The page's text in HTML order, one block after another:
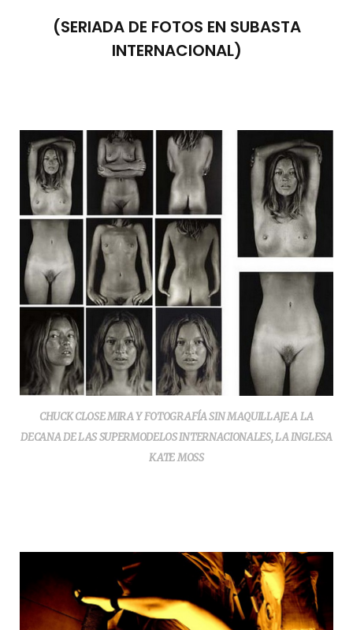
(SERIADA DE FOTOS EN SUBASTA
INTERNACIONAL)
CHUCK CLOSE MIRA Y FOTOGRAFÍA SIN MAQUILLAJE A LA
DECANA DE LAS SUPERMODELOS INTERNACIONALES, LA INGLESA
KATE MOSS